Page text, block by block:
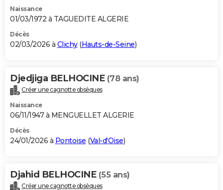
Dictionnaire
Biographies
Citations
Expressions
Proverbes
PROGRAMME TV
S'inscrire
Se connecter
Lycées
Collèges
Primaires
Universités
Entreprises
Service militaire
Avis de recherche
AVIS DE DÉCÈS
Bricolage
Lifestyle
Culture
Sport
Auto
Television
Voyage
Cinema
Naissance
01/03/1972 à TAGUEDITE ALGERIE
Décès
02/03/2026 à Clichy(Hauts-de-Seine)
Djedjiga BELHOCINE (78 ans)
Créer une cagnotte obsèques
Naissance
06/11/1947 à MENGUELLET ALGERIE
Décès
24/01/2026 à Pontoise (Val-d'Oise)
Djahid BELHOCINE (55 ans)
Créer une cagnotte obsèques